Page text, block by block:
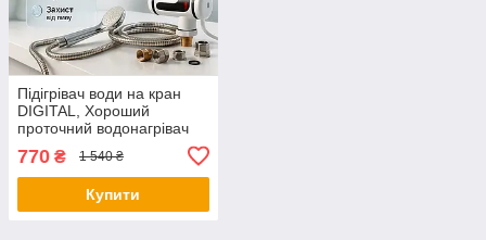
Підігрівач води на кран
DIGITAL, Хороший
проточний водонагрівач
для дому, Проточний кран
«Делімано» BV-29
770 ₴ 1 540 ₴
Купити